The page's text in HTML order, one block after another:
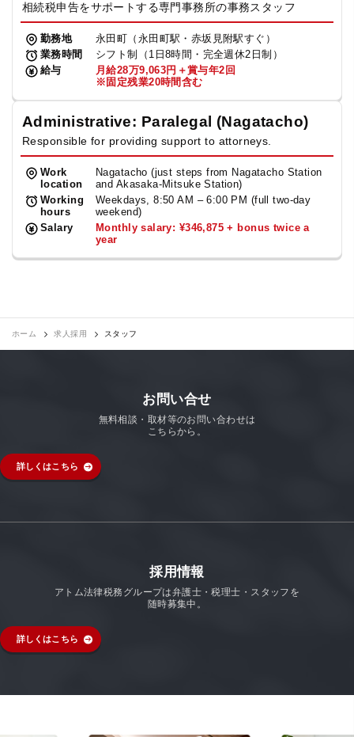
相続税申告をサポートする専門事務所の事務スタッフ
勤務地
永田町（永田町駅・赤坂見附駅すぐ）
業務時間
シフト制（1日8時間・完全週休2日制）
給与
月給28万9,063円＋賞与年2回
※固定残業20時間含む
Administrative: Paralegal (Nagatacho)
Responsible for providing support to attorneys.
Work
location
Nagatacho (just steps from Nagatacho Station
and Akasaka-Mitsuke Station)
Working
hours
Weekdays, 8:50 AM – 6:00 PM (full two-day
weekend)
Salary
Monthly salary: ¥346,875 + bonus twice a
year
ホーム 求人採用 スタッフ
お問い合せ
無料相談・取材等のお問い合わせは
こちらから。
詳しくはこちら
採用情報
アトム法律税務グループは弁護士・税理士・スタッフを
随時募集中。
詳しくはこちら